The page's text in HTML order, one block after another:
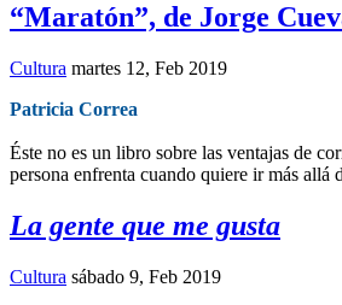
“Maratón”, de Jorge
Cultura martes 12, Feb 2019
Patricia Correa
Éste no es un libro sobre las ventajas de
persona enfrenta cuando quiere ir más allá
La gente que me gusta
Cultura sábado 9, Feb 2019